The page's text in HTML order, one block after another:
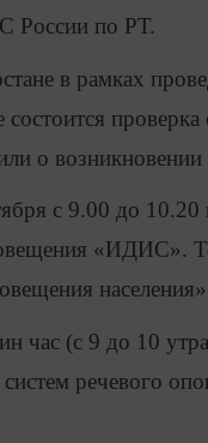
России по РТ.
в рамках
о
с 9.00 до 10.20
«ИДИС».
час (с 9 до 10
систем речевого